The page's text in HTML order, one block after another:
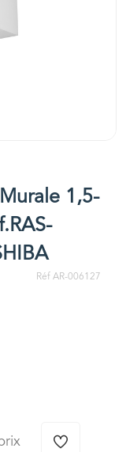
1,5-
Réf AR-006127